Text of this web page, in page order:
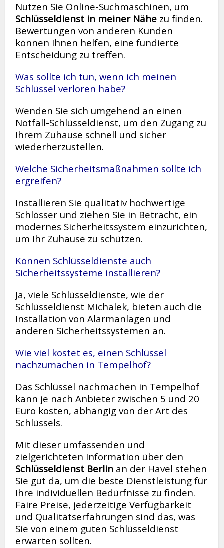
Nutzen Sie Online-Suchmaschinen, um
Schlüsseldienst in meiner Nähe zu finden.
Bewertungen von anderen Kunden
können Ihnen helfen, eine fundierte
Entscheidung zu treffen.
Was sollte ich tun, wenn ich meinen
Schlüssel verloren habe?
Wenden Sie sich umgehend an einen
Notfall-Schlüsseldienst, um den Zugang zu
Ihrem Zuhause schnell und sicher
wiederherzustellen.
Welche Sicherheitsmaßnahmen sollte ich
ergreifen?
Installieren Sie qualitativ hochwertige
Schlösser und ziehen Sie in Betracht, ein
modernes Sicherheitssystem einzurichten,
um Ihr Zuhause zu schützen.
Können Schlüsseldienste auch
Sicherheitssysteme installieren?
Ja, viele Schlüsseldienste, wie der
Schlüsseldienst Michalek, bieten auch die
Installation von Alarmanlagen und
anderen Sicherheitssystemen an.
Wie viel kostet es, einen Schlüssel
nachzumachen in Tempelhof?
Das Schlüssel nachmachen in Tempelhof
kann je nach Anbieter zwischen 5 und 20
Euro kosten, abhängig von der Art des
Schlüssels.
Mit dieser umfassenden und
zielgerichteten Information über den
Schlüsseldienst Berlin an der Havel stehen
Sie gut da, um die beste Dienstleistung für
Ihre individuellen Bedürfnisse zu finden.
Faire Preise, jederzeitige Verfügbarkeit
und Qualitätserfahrungen sind das, was
Sie von einem guten Schlüsseldienst
erwarten sollten.